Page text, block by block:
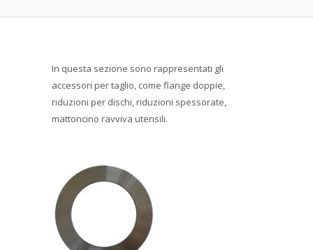
In questa sezione sono rappresentati gli
accessori per taglio, come flange doppie,
riduzioni per dischi, riduzioni spessorate,
mattoncino ravviva utensili.